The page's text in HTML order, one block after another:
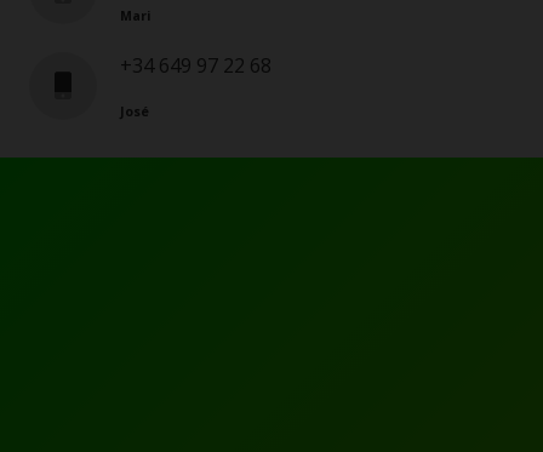
Mari
+34 649 97 22 68
José